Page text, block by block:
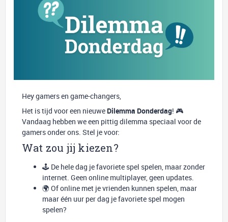
Hey gamers en game-changers,
Het is tijd voor een nieuwe Dilemma Donderdag! 🎮
Vandaag hebben we een pittig dilemma speciaal voor de
gamers onder ons. Stel je voor:
Wat zou jij kiezen?
🕹️ De hele dag je favoriete spel spelen, maar zonder
internet. Geen online multiplayer, geen updates.
🌍 Of online met je vrienden kunnen spelen, maar
maar één uur per dag je favoriete spel mogen
spelen?